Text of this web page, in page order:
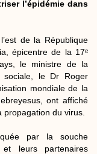
l’épidémie dans
de la République
épicentre de la 17ᵉ
le ministre de la
sociale, le Dr Roger
mondiale de la
ont affiché
du virus.
par la souche
et leurs partenaires